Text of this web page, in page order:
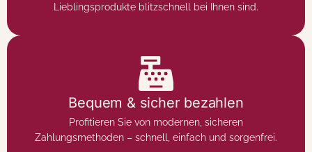
Lieblingsprodukte blitzschnell bei Ihnen sind.
Bequem & sicher bezahlen
Profitieren Sie von modernen, sicheren
Zahlungsmethoden – schnell, einfach und sorgenfrei.